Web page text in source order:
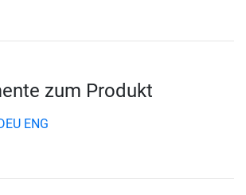
zum Produkt
ENG